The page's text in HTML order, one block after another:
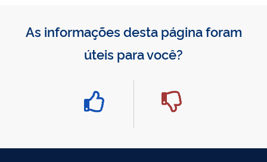
As informações desta página foram
úteis para você?